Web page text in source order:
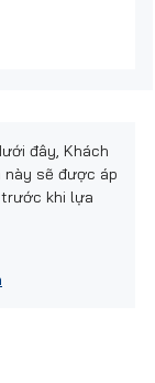
đây, Khách
này sẽ được áp
trước khi lựa